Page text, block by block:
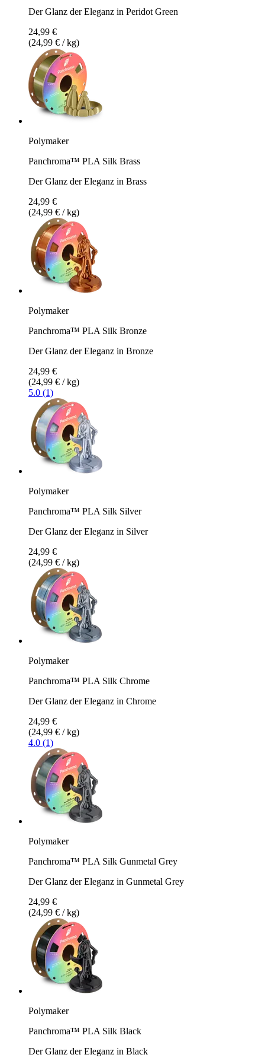
Der Glanz der Eleganz in Peridot Green
24,99 €
(24,99 € / kg)
Polymaker
Panchroma™ PLA Silk Brass
Der Glanz der Eleganz in Brass
24,99 €
(24,99 € / kg)
Polymaker
Panchroma™ PLA Silk Bronze
Der Glanz der Eleganz in Bronze
24,99 €
(24,99 € / kg)
5.0 (1)
Polymaker
Panchroma™ PLA Silk Silver
Der Glanz der Eleganz in Silver
24,99 €
(24,99 € / kg)
Polymaker
Panchroma™ PLA Silk Chrome
Der Glanz der Eleganz in Chrome
24,99 €
(24,99 € / kg)
4.0 (1)
Polymaker
Panchroma™ PLA Silk Gunmetal Grey
Der Glanz der Eleganz in Gunmetal Grey
24,99 €
(24,99 € / kg)
Polymaker
Panchroma™ PLA Silk Black
Der Glanz der Eleganz in Black